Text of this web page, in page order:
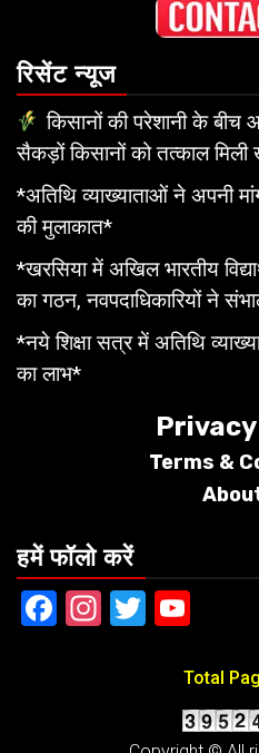
रिसेंट न्यूज
किसानों की परेशानी के
सैकड़ों किसानों को तत्काल मिली
*अतिथि व्याख्याताओं ने अपनी
की मुलाकात*
*खरसिया में अखिल भारतीय
का गठन, नवपदाधिकारियों ने
*नये शिक्षा सत्र में अतिथि
का लाभ*
Terms &
हमें फॉलो करें
Facebook
Instagram
Twitter
Total